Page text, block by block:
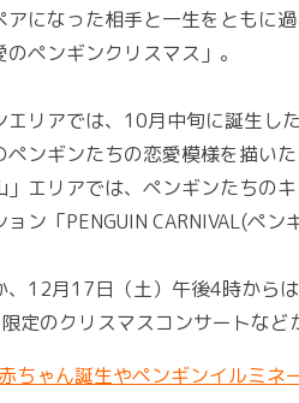
アになった相手と一生をともに
のペンギンクリスマス」。
リアでは、10月中旬に誕生し
ペンギンたちの恋愛模様を描い
」エリアでは、ペンギンたちの
ン「PENGUIN CARNIVAL(ペン
12月17日（土）午後4時から
定のクリスマスコンサートなど
赤ちゃん誕生やペンギンイルミネ